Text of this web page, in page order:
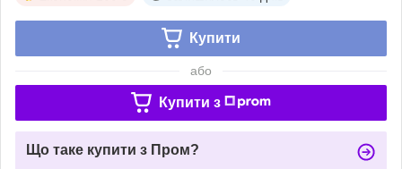
Купити
або
Купити з
Що таке купити з Пром?